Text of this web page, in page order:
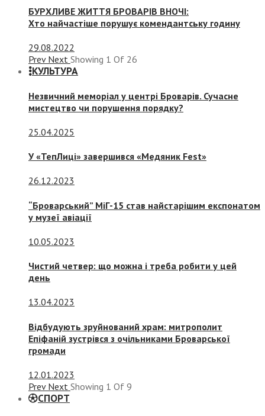
БУРХЛИВЕ ЖИТТЯ БРОВАРІВ ВНОЧІ:
Хто найчастіше порушує комендантську годину
29.08.2022
Prev Next Showing 1 Of 26
КУЛЬТУРА
Незвичний меморіал у центрі Броварів. Сучасне
мистецтво чи порушення порядку?
25.04.2025
У «ТепЛиці» завершився «Медяник Fest»
26.12.2023
“Броварський” МіГ-15 став найстарішим експонатом
у музеї авіації
10.05.2023
Чистий четвер: що можна і треба робити у цей
день
13.04.2023
Відбудують зруйнований храм: митрополит
Епіфаній зустрівся з очільниками Броварської
громади
12.01.2023
Prev Next Showing 1 Of 9
СПОРТ